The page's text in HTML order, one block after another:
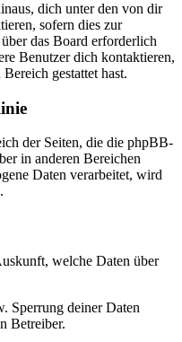
dich unter den von dir
sofern dies zur
das Board erforderlich
Benutzer dich kontaktieren,
gestattet hast.
der Seiten, die die phpBB-
in anderen Bereichen
Daten verarbeitet, wird
welche Daten über
Sperrung deiner Daten
Betreiber.